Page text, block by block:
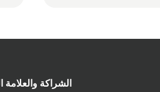
الشراكة والعلامة